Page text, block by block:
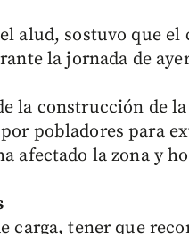
alud, sostuvo que
la jornada de
la construcción de
pobladores para
afectado la zona y
carga, tener que